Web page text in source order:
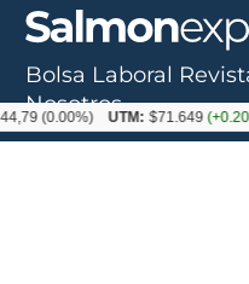
Bolsa Laboral
Nosotros
UTM: $71.649(+0.20%)